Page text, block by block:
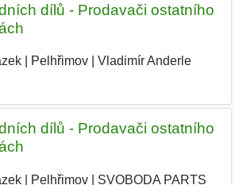
dílů - Prodavači ostatního
| Pelhřimov| Vladimír Anderle|
dílů - Prodavači ostatního
| Pelhřimov|
SVOBODA PARTS